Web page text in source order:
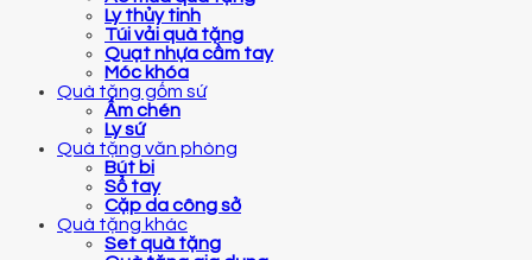
Ly thủy tinh
Túi vải quà tặng
Quạt nhựa cầm tay
Móc khóa
Quà tặng gốm sứ
Ấm chén
Ly sứ
Quà tặng văn phòng
Bút bi
Sổ tay
Cặp da công sở
Quà tặng khác
Set quà tặng